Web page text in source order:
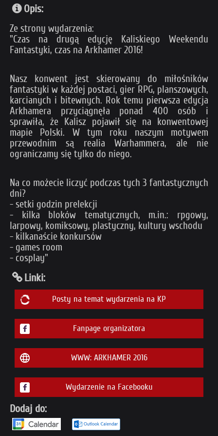
Opis:
Ze strony wydarzenia:
"Czas na drugą edycję Kaliskiego Weekendu
Fantastyki, czas na Arkhamer 2016!
Nasz konwent jest skierowany do miłośników
fantastyki w każdej postaci, gier RPG, planszowych,
karcianych i bitewnych. Rok temu pierwsza edycja
Arkhamera przyciągnęła ponad 400 osób i
sprawiła, że Kalisz pojawił się na konwentowej
mapie Polski. W tym roku naszym motywem
przewodnim są realia Warhammera, ale nie
ograniczamy się tylko do niego.
Na co możecie liczyć podczas tych 3 fantastycznych
dni?
- setki godzin prelekcji
- kilka bloków tematycznych, m.in.: rpgowy,
larpowy, komiksowy, plastyczny, kultury wschodu
- kilkanaście konkursów
- games room
- cosplay"
Linki:
Posty na temat wydarzenia na KP
Fanpage organizatora
WWW: ARKHAMER 2016
Wydarzenie na Facebooku
Dodaj do: